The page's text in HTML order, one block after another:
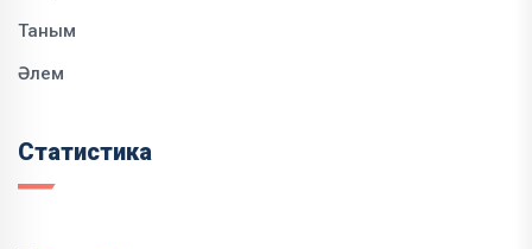
Таным
Әлем
Статистика